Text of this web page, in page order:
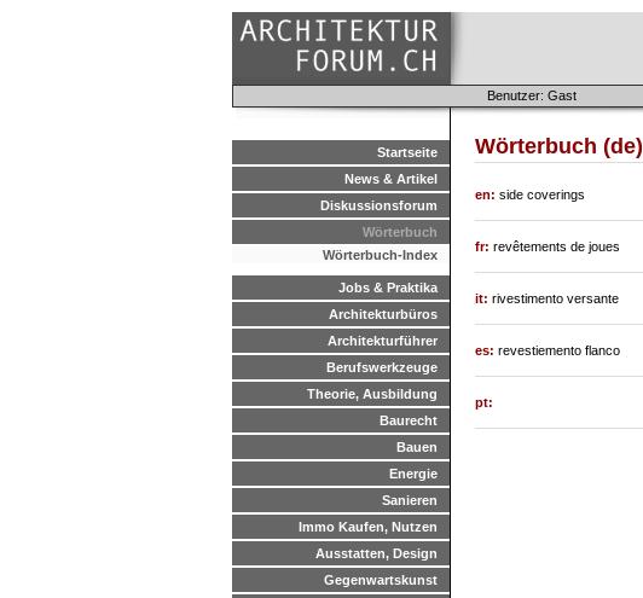
Benutzer: Gast
Startseite
News & Artikel
Diskussionsforum
Wörterbuch
Wörterbuch-Index
Jobs & Praktika
Architekturbüros
Architekturführer
Berufswerkzeuge
Theorie, Ausbildung
Baurecht
Bauen
Energie
Sanieren
Immo Kaufen, Nutzen
Ausstatten, Design
Gegenwartskunst
Wörterbuch (de)
en: side coverings
fr: revêtements de joues
it: rivestimento versante
es: revestiemento flanco
pt: